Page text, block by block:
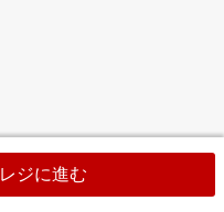
レジに進む